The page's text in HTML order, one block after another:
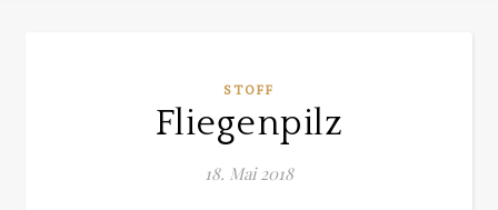
STOFF
Fliegenpilz
18. Mai 2018